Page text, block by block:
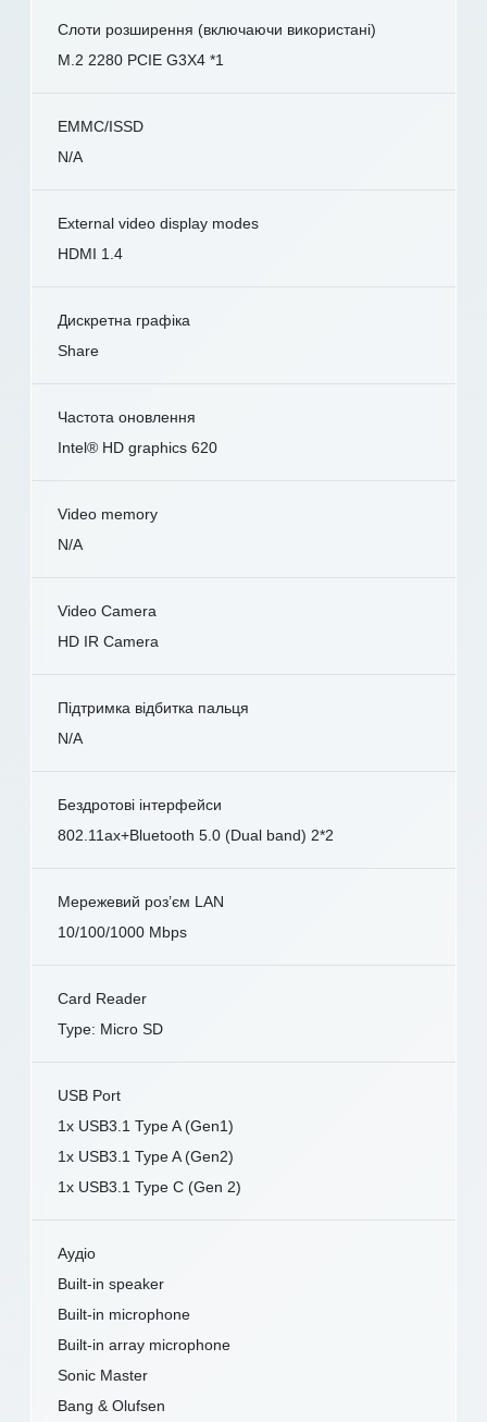
Слоти розширення (включаючи використані)
M.2 2280 PCIE G3X4 *1
EMMC/ISSD
N/A
External video display modes
HDMI 1.4
Дискретна графіка
Share
Частота оновлення
Intel® HD graphics 620
Video memory
N/A
Video Camera
HD IR Camera
Підтримка відбитка пальця
N/A
Бездротові інтерфейси
802.11ax+Bluetooth 5.0 (Dual band) 2*2
Мережевий роз’єм LAN
10/100/1000 Mbps
Card Reader
Type: Micro SD
USB Port
1x USB3.1 Type A (Gen1)
1x USB3.1 Type A (Gen2)
1x USB3.1 Type C (Gen 2)
Аудіо
Built-in speaker
Built-in microphone
Built-in array microphone
Sonic Master
Bang & Olufsen